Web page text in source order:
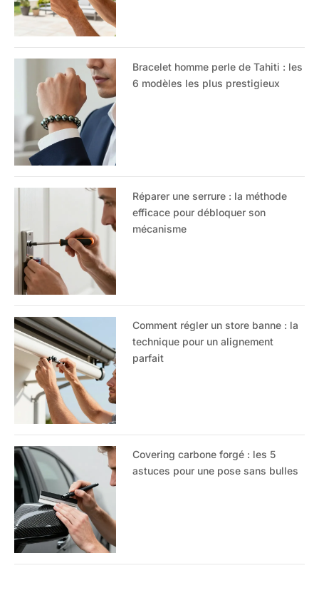
Bracelet homme perle de Tahiti : les
6 modèles les plus prestigieux
Réparer une serrure : la méthode
efficace pour débloquer son
mécanisme
Comment régler un store banne : la
technique pour un alignement
parfait
Covering carbone forgé : les 5
astuces pour une pose sans bulles